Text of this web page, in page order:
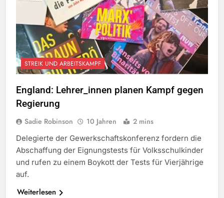
STREIK UND ARBEITSKAMPF
England: Lehrer_innen planen Kampf gegen
Regierung
Sadie Robinson 10 Jahren 2 mins
Delegierte der Gewerkschaftskonferenz fordern die
Abschaffung der Eignungstests für Volksschulkinder
und rufen zu einem Boykott der Tests für Vierjährige
auf.
Weiterlesen